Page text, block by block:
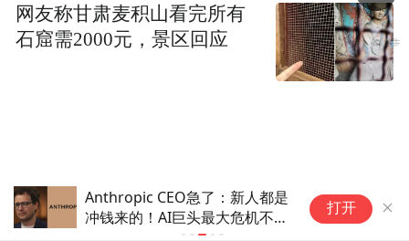
Anthropic CEO急了：新人都是
冲钱来的！AI巨头最大危机不是
打开
网友称甘肃麦积山看完所有
石窟需2000元，景区回应